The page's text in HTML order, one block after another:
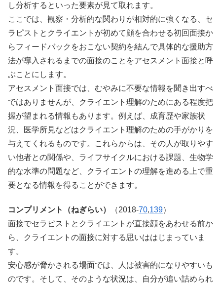
し分析するといった要素が見て取れます。
ここでは、観察・分析的な関わりが相対的に強くなる、セ
ラピストとクライエントが初めて顔を合わせる初回面接か
らフィードバックをおこない契約を結んで具体的な援助方
法が導入されるまでの面接のことをアセスメント面接と呼
ぶことにします。
アセスメント面接では、むやみに不要な情報を聞き出すべ
ではありませんが、クライエント理解のためにある程度把
握が望まれる情報もあります。例えば、成育歴や家族状
況、医学所見などはクライエント理解のための手がかりを
与えてくれるものです。これらからは、その人が取りやす
い他者との関係や、ライフサイクルにおける課題、生物学
的な水準の問題など、クライエントの理解を進める上で重
要となる情報を得ることができます。
コンプリメント（ねぎらい） （2018-70,139）
面接でセラピストとクライエントが直接顔をあわせる前か
ら、クライエントの面接に対する思いははじまっていま
す。
安心感が脅かされる場面では、人は被害的になりやすいも
のです。そして、そのような状況は、自分が追い詰められ